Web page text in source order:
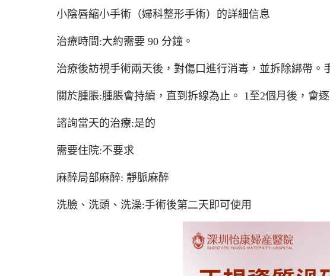
小陰唇縮小手術（婦科整形手術）的詳細信息
治療時間:大約需要 90 分鐘。
治療後訪視手術兩天後，對傷口進行消毒，並拆除綁帶。
關於腫脹:腫脹會持續，直到拆線為止。 1至2個月後，會
諮詢當天的治療:是的
需要住院:不要求
麻醉局部麻醉: 靜脈麻醉
洗臉、洗頭、洗澡:手術後第二天即可使用